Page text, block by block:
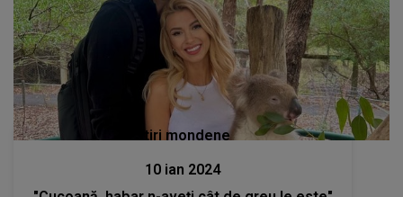
Stiri mondene
10 ian 2024